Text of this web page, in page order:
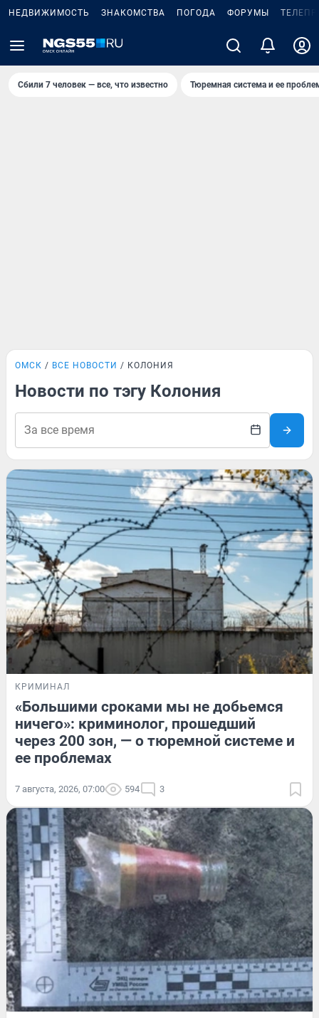
НЕДВИЖИМОСТЬ ЗНАКОМСТВА ПОГОДА ФОРУМЫ
Сбили 7 человек — все, что известно Тюремная система и ее
ОМСК ВСЕ НОВОСТИ КОЛОНИЯ
Новости по тэгу Колония
КРИМИНАЛ
«Большими сроками мы не добьемся
ничего»: криминолог, прошедший
через 200 зон, — о тюремной системе и
ее проблемах
7 августа, 2026, 07:00 594 3